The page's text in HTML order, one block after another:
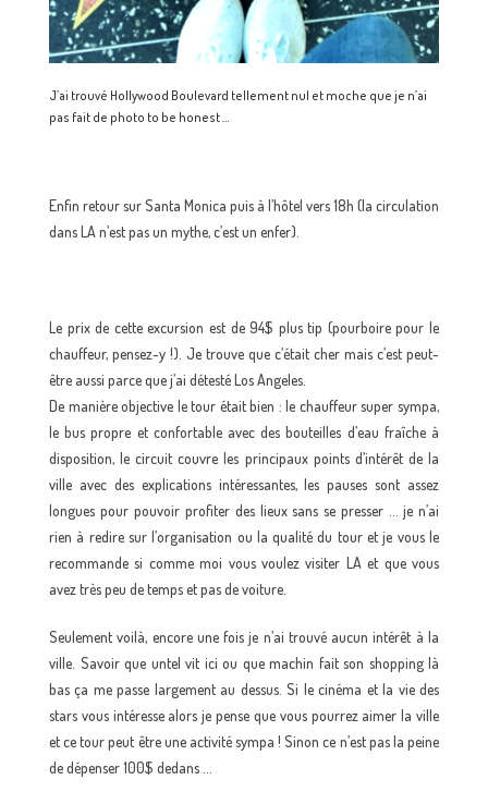
J’ai trouvé Hollywood Boulevard tellement nul et moche que je n’ai
pas fait de photo to be honest …
Enfin retour sur Santa Monica puis à l’hôtel vers 18h (la circulation
dans LA n’est pas un mythe, c’est un enfer).
Le prix de cette excursion est de 94$ plus tip (pourboire pour le
chauffeur, pensez-y !). Je trouve que c’était cher mais c’est peut-
être aussi parce que j’ai détesté Los Angeles.
De manière objective le tour était bien : le chauffeur super sympa,
le bus propre et confortable avec des bouteilles d’eau fraîche à
disposition, le circuit couvre les principaux points d’intérêt de la
ville avec des explications intéressantes, les pauses sont assez
longues pour pouvoir profiter des lieux sans se presser … je n’ai
rien à redire sur l’organisation ou la qualité du tour et je vous le
recommande si comme moi vous voulez visiter LA et que vous
avez très peu de temps et pas de voiture.
Seulement voilà, encore une fois je n’ai trouvé aucun intérêt à la
ville. Savoir que untel vit ici ou que machin fait son shopping là
bas ça me passe largement au dessus. Si le cinéma et la vie des
stars vous intéresse alors je pense que vous pourrez aimer la ville
et ce tour peut être une activité sympa ! Sinon ce n’est pas la peine
de dépenser 100$ dedans …